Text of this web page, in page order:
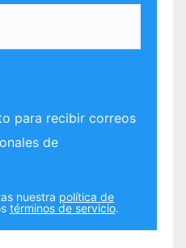
para recibir correos
de
nuestra política de
términos de servicio.